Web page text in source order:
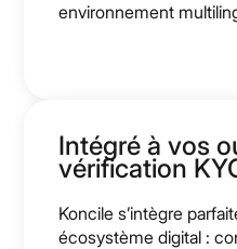
environnement
Intégré à vos
vérification
Koncile s’intègre
écosystème digital :